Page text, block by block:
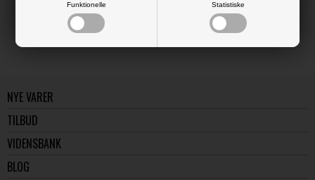
Funktionelle Statistiske
Læs flere artikler...
NYE VARER
TILBUD
VIDENSBANK
BLOG